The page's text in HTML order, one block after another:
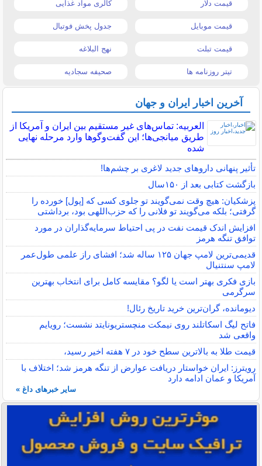
قیمت دلار کالری مواد غذایی
قیمت موبایل جدول پخش فوتبال
قیمت تبلت نهج البلاغه
تیتر روزنامه ها صحیفه سجادیه
آخرین اخبار ایران و جهان
العربیه: تماس‌های غیر مستقیم بین ایران و آمریکا از
طریق میانجی‌ها؛ این گفت‌و‌گو‌ها وارد مرحله نهایی
شده
تأثیر پنهانی داروهای جدید لاغری بر چشم‌ها!
بازگشت کتابی بعد از ۱۵۰سال
پزشکیان: هیچ وقت نمی‌گویند تو جلوی کسی که [پول] خورده را
گرفتی؛ بلکه می‌گویند تو فلانی را که حزب‌اللهی بود، برداشتی
افزایش اندک قیمت نفت در پی احتیاط سرمایه‌گذاران در مورد
توافق تنگه هرمز
قدیمی‌ترین لامپ جهان ۱۲۵ ساله شد؛ افشای راز علمی طول‌عمر
لامپ سنتنیال
بازی فکری بهتر است یا لگو؟ مقایسه کامل برای انتخاب بهترین
سرگرمی
دیومانده، گران‌ترین خرید تاریخ رئال!
فاتح لیگ اسکاتلند روی نیمکت منچستریونایتد نشست؛ رویایم
واقعی شد
قیمت طلا به بالاترین سطح خود در ۷ هفته اخیر رسید،
رویترز: ایران خواستار دریافت عوارض از تنگه هرمز شد؛ اختلاف با
آمریکا و عمان ادامه دارد
سایر خبرهای داغ »